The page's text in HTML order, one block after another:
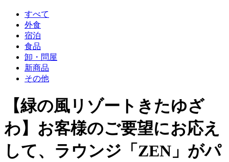
すべて
外食
宿泊
食品
卸・問屋
新商品
その他
【緑の風リゾートきたゆざ
わ】お客様のご要望にお応え
して、ラウンジ「ZEN」がパ